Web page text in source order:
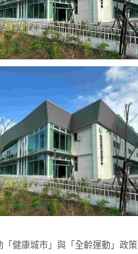
「健康城市」與「全齡運動」政